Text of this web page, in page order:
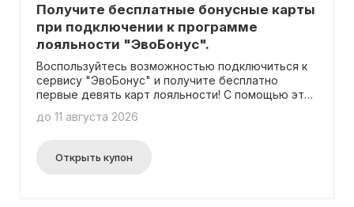
Получите бесплатные бонусные карты
при подключении к программе
лояльности "ЭвоБонус".
Воспользуйтесь возможностью подключиться к
сервису "ЭвоБонус" и получите бесплатно
первые девять карт лояльности! С помощью этой
привлечь новых постоянных покупателей и
не требуется ввод промокода.
до 11 августа 2026
Открыть купон